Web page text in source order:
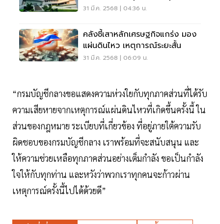
31 มี.ค. 2568 | 04:36 น.
คลังชี้เสาหลักเศรษฐกิจแกร่ง มอง
แผ่นดินไหว เหตุการณ์ระยะสั้น
31 มี.ค. 2568 | 06:09 น.
“กรมบัญชีกลางขอแสดงความห่วงใยกับทุกภาคส่วนที่ได้รับ
ความเสียหายจากเหตุการณ์แผ่นดินไหวที่เกิดขึ้นครั้งนี้ ใน
ส่วนของกฎหมาย ระเบียบที่เกี่ยวข้อง ที่อยู่ภายใต้ความรับ
ผิดชอบของกรมบัญชีกลาง เราพร้อมที่จะสนับสนุน และ
ให้ความช่วยเหลือทุกภาคส่วนอย่างเต็มกำลัง ขอเป็นกำลัง
ใจให้กับทุกท่าน และหวังว่าพวกเราทุกคนจะก้าวผ่าน
เหตุการณ์ครั้งนี้ไปได้ด้วยดี”